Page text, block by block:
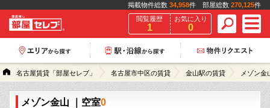
掲載物件総数 34,958件 部屋総数 270,125件
閲覧履歴
1
お気に入り
0
名古屋賃貸「部屋セレブ」 名古屋市中区の賃貸 金山駅の賃貸 メゾン金
メゾン金山 ｜空室0